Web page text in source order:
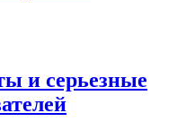
и серьезные